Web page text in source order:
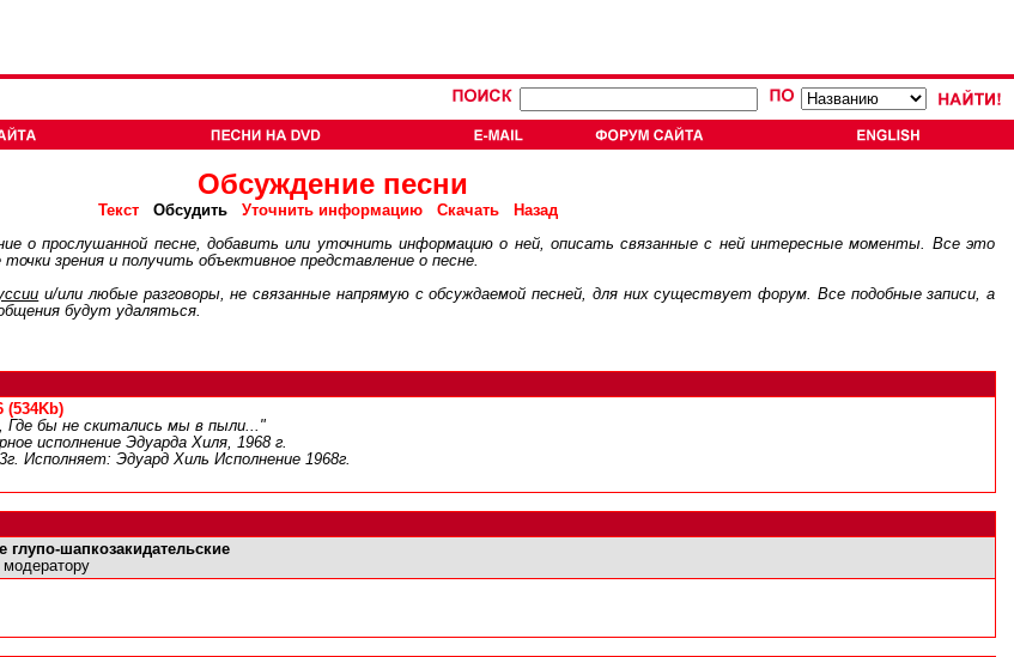
Обсуждение песни
Текст Обсудить Уточнить информацию Скачать
Назад
о прослушанной песне, добавить или уточнить информацию о ней, описать связанные с ней интересные моменты. Все это
зрения и получить объективное представление о песне.
и/или любые разговоры, не связанные напрямую с обсуждаемой песней, для них существует форум. Все подобные записи, а
будут удаляться.
(534Kb)
бы не скитались мы в пыли..."
исполнение Эдуарда Хиля, 1968 г.
Исполняет: Эдуард Хиль Исполнение 1968г.
шапкозакидательские